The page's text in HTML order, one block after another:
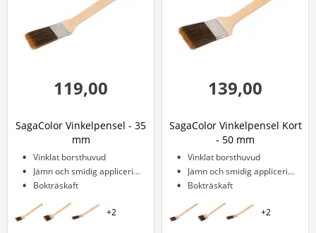
119,00
SagaColor Vinkelpensel - 35
mm
Vinklat borsthuvud
Jämn och smidig applicering
Bokträskaft
+2
139,00
SagaColor Vinkelpensel Kort
- 50 mm
Vinklat borsthuvud
Jämn och smidig applicering
Bokträskaft
+2